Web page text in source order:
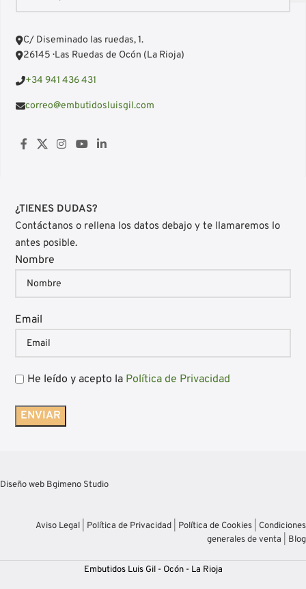
C/ Diseminado las ruedas, 1.
26145 · Las Ruedas de Ocón (La Rioja)
+34 941 436 431
correo@embutidosluisgil.com
¿TIENES DUDAS?
Contáctanos o rellena los datos debajo y te llamaremos lo
antes posible.
Nombre
Email
He leído y acepto la Política de Privacidad
Diseño web Bgimeno Studio
Aviso Legal Política de Privacidad Política de Cookies
Condiciones
generales de venta
Blog
Embutidos Luis Gil - Ocón - La Rioja